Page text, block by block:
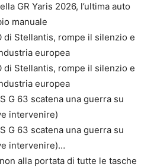
GR Yaris 2026, l’ultima auto
manuale
di Stellantis, rompe il silenzio e
europea
di Stellantis, rompe il silenzio e
europea
G 63 scatena una guerra su
intervenire)
G 63 scatena una guerra su
intervenire)…
alla portata di tutte le tasche